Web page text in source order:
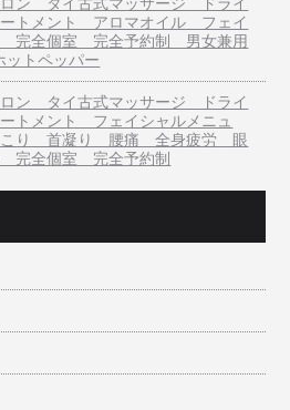
ロン タイ古式マッサージ ドライ
トメント アロマオイル フェイ
完全個室 完全予約制 男女兼用
トペッパー
ロン タイ古式マッサージ ドライ
トメント フェイシャルメニュ
り 首凝り 腰痛 全身疲労 眼
完全個室 完全予約制